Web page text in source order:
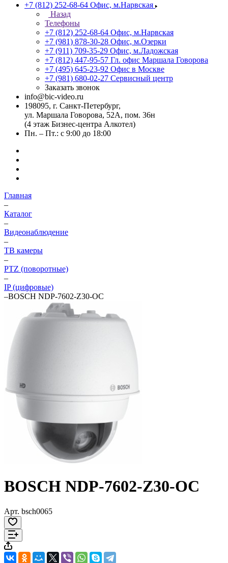
+7 (812) 252-68-64 Офис, м.Нарвская
Назад
Телефоны
+7 (812) 252-68-64 Офис, м.Нарвская
+7 (981) 878-30-28 Офис, м.Озерки
+7 (911) 709-35-29 Офис, м.Ладожская
+7 (812) 447-95-57 Гл. офис Маршала Говорова
+7 (495) 645-23-92 Офис в Москве
+7 (981) 680-02-27 Сервисный центр
Заказать звонок
info@bic-video.ru
198095, г. Санкт-Петербург,
ул. Маршала Говорова, 52А, пом. 36н
(4 этаж Бизнес-центра Алкотел)
Пн. – Пт.: с 9:00 до 18:00
Главная
–
Каталог
–
Видеонаблюдение
–
ТВ камеры
–
PTZ (поворотные)
–
IP (цифровые)
–BOSCH NDP-7602-Z30-OC
BOSCH NDP-7602-Z30-OC
Арт. bsch0065